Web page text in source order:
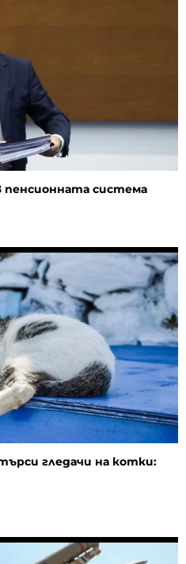
пенсионната система
гледачи на котки: